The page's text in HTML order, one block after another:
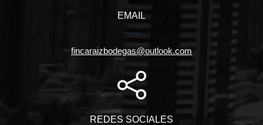
EMAIL
fincaraizbodegas@outlook.com
REDES SOCIALES